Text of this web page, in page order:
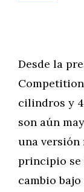
Desde la
cilindros y
son aún
una versión
principio se
cambio